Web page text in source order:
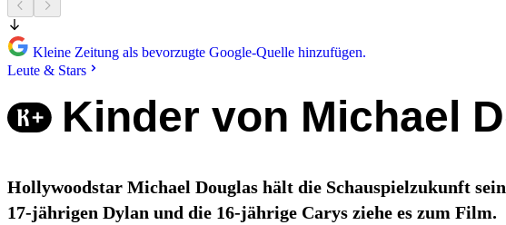
Kleine Zeitung als bevorzugte Google-Quelle hinzufügen.
Leute & Stars
Kinder von Michael
Hollywoodstar Michael Douglas hält die Schauspielzukunft
17-jährigen Dylan und die 16-jährige Carys ziehe es zum Film.